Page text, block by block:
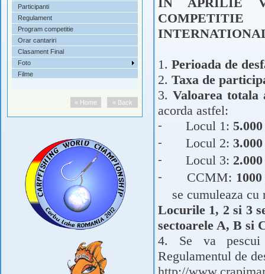
Participanti
Regulament
Program competitie
Orar cantariri
Clasament Final
Foto
Filme
« Back
« Home
1. Perioada de
2. Taxa de
3.Valoarea
acorda astfel:
- Locul 1: 5.000
- Locul 2: 3.000
- Locul 3: 2.000
- CCMM: 1000
se cumuleaza
Locurile 1, 2 si 3
sectoarele A, B si
4. Se va
Regulamentul de